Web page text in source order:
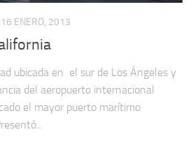
16 ENERO, 2013
ubicada en el sur de Los Ángeles y
del aeropuerto internacional
el mayor puerto marítimo